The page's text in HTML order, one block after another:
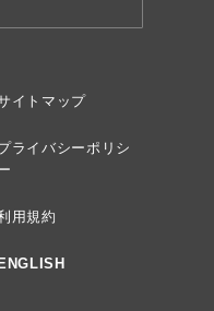
イトマップ
ライバシーポリシ
用規約
ENGLISH